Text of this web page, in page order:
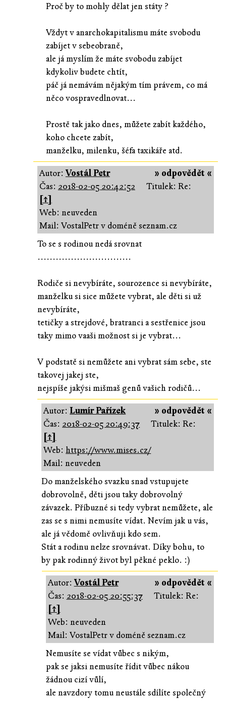
Proč by to mohly dělat jen státy ?
Vždyt v anarchokapitalismu máte svobodu
zabíjet v sebeobraně,
ale já myslím že máte svobodu zabíjet
kdykoliv budete chtít,
páč já nemávám nějakým tím právem, co má
něco vospravedlnovat...
Prostě tak jako dnes, můžete zabít každého,
koho chcete zabít,
manželku, milenku, šéfa taxikáře atd.
» odpovědět «
Autor:Vostál Petr
Čas: 2018-02-05 20:42:52
Titulek: Re:
[↑]
Web: neuveden
Mail: VostalPetr v doméně seznam.cz
To se s rodinou nedá srovnat
...............................
Rodiče si nevybíráte, sourozence si nevybíráte,
manželku si sice můžete vybrat, ale děti si už
nevybíráte,
tetičky a strejdové, bratranci a sestřenice jsou
taky mimo vaaši možnost si je vybrat...
V podstatě si nemůžete ani vybrat sám sebe, ste
takovej jakej ste,
nejspíše jakýsi mišmaš genů vašich rodičů...
» odpovědět «
Autor:Lumír Pařízek
Čas: 2018-02-05 20:49:37
Titulek: Re:
[↑]
Web:https://www.mises.cz/
Mail: neuveden
Do manželského svazku snad vstupujete
dobrovolně, děti jsou taky dobrovolný
závazek. Příbuzné si tedy vybrat nemůžete, ale
zas se s nimi nemusíte vídat. Nevím jak u vás,
ale já vědomě ovlivňuji kdo sem.
Stát a rodinu nelze srovnávat. Díky bohu, to
by pak rodinný život byl pěkné peklo. :)
» odpovědět «
Autor:Vostál Petr
Čas: 2018-02-05 20:55:37
Titulek: Re:
[↑]
Web: neuveden
Mail: VostalPetr v doméně seznam.cz
Nemusíte se vídat vůbec s nikým,
pak se jaksi nemusíte řídit vůbec nákou
žádnou cizí vůlí,
ale navzdory tomu neustále sdílíte společný